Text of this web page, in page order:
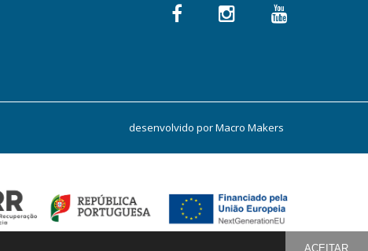
ACEITAR
desenvolvido porMacro Makers